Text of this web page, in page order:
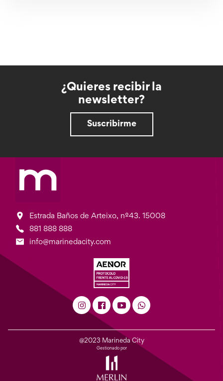
¿Quieres recibir la
newsletter?
Suscribirme
Estrada Baños de Arteixo, nº43. 15008
881 888 888
info@marinedacity.com
@2023 Marineda City
Gestionado por